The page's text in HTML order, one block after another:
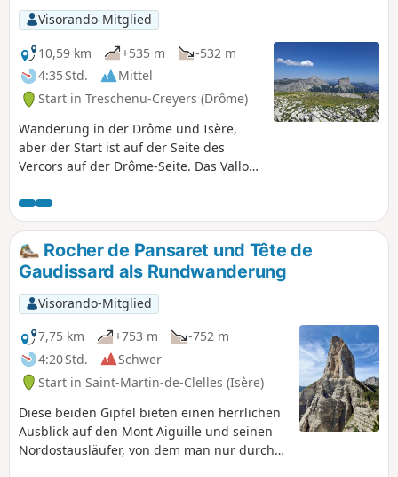
Visorando-Mitglied
10,59 km
+535 m
-532 m
4:35 Std.
Mittel
Start in Treschenu-Creyers (Drôme)
Wanderung in der Drôme und Isère,
aber der Start ist auf der Seite des
Vercors auf der Drôme-Seite. Das Vallon
1951m. Panoramablick auf das Tal von
Trièves. Im Mai und Juni ist das Vallon
du Combau ein tolles Ziel, um die Flora
und Fauna, insbesondere die
Murmeltiere, zu genießen. Bis zum Pas
de l'Essaure eher leichte Wanderung,
dann etwas anspruchsvoller.
Rocher de Pansaret und Tête de
Gaudissard als Rundwanderung
Visorando-Mitglied
7,75 km
+753 m
-752 m
4:20 Std.
Schwer
Start in Saint-Martin-de-Clelles (Isère)
Diese beiden Gipfel bieten einen herrlichen
Ausblick auf den Mont Aiguille und seinen
Nordostausläufer, von dem man nur durch